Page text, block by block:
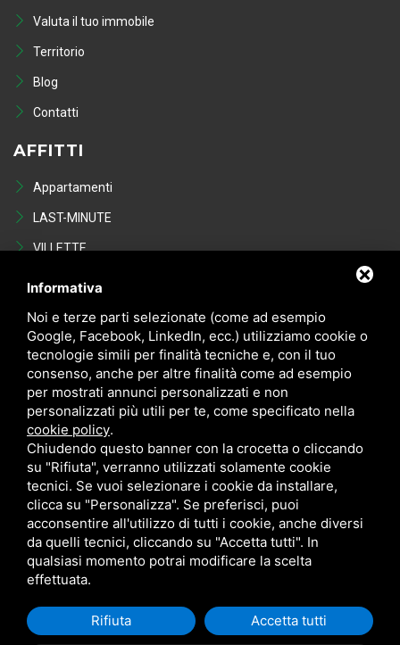
Valuta il tuo immobile
Territorio
Blog
Contatti
AFFITTI
Appartamenti
LAST-MINUTE
VILLETTE
Last Minute
VENDITE
Appartamenti
VILLETTE
NEGOZI
POSTI AUTO - GARAGE
Occasioni in vendita
Privacy Sitemap
Informativa
Noi e terze parti selezionate (come ad esempio
Google, Facebook, LinkedIn, ecc.) utilizziamo cookie o
tecnologie simili per finalità tecniche e, con il tuo
consenso, anche per altre finalità come ad esempio
per mostrati annunci personalizzati e non
personalizzati più utili per te, come specificato nella
cookie policy.
Chiudendo questo banner con la crocetta o cliccando
su "Rifiuta", verranno utilizzati solamente cookie
tecnici. Se vuoi selezionare i cookie da installare,
clicca su "Personalizza". Se preferisci, puoi
acconsentire all'utilizzo di tutti i cookie, anche diversi
da quelli tecnici, cliccando su "Accetta tutti". In
qualsiasi momento potrai modificare la scelta
effettuata.
Rifiuta Accetta tutti